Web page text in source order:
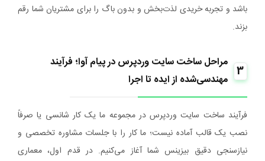
باشد و تجربه خریدی لذت‌بخش و بدون باگ را برای مشتریان شما رقم
بزند.
3
مراحل ساخت سایت وردپرس در پیام آوا؛ فرآیند
مهندسی‌شده از ایده تا اجرا
فرآیند ساخت سایت وردپرس در مجموعه ما یک کار شانسی یا صرفاً
نصب یک قالب آماده نیست؛ ما کار را با جلسات مشاوره تخصصی و
نیازسنجی دقیق بیزینس شما آغاز می‌کنیم. در قدم اول، معماری